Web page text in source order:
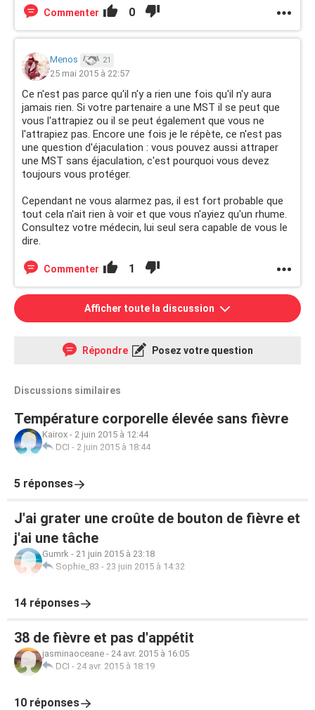
Commenter 0
Menos 21
25 mai 2015 à 22:57
Ce n'est pas parce qu'il n'y a rien une fois qu'il n'y aura
jamais rien. Si votre partenaire a une MST il se peut que
vous l'attrapiez ou il se peut également que vous ne
l'attrapiez pas. Encore une fois je le répète, ce n'est pas
une question d'éjaculation : vous pouvez aussi attraper
une MST sans éjaculation, c'est pourquoi vous devez
toujours vous protéger.
Cependant ne vous alarmez pas, il est fort probable que
tout cela n'ait rien à voir et que vous n'ayiez qu'un rhume.
Consultez votre médecin, lui seul sera capable de vous le
dire.
Commenter 1
Afficher toute la discussion
Répondre Posez votre question
Discussions similaires
Température corporelle élevée sans fièvre
Kairox - 2 juin 2015 à 12:44
DCI - 2 juin 2015 à 18:44
5 réponses
J'ai grater une croûte de bouton de fièvre et
j'ai une tâche
Gumrk - 21 juin 2015 à 23:18
Sophie_83 - 23 juin 2015 à 14:32
14 réponses
38 de fièvre et pas d'appétit
jasminaoceane - 24 avr. 2015 à 16:05
DCI - 24 avr. 2015 à 18:19
10 réponses